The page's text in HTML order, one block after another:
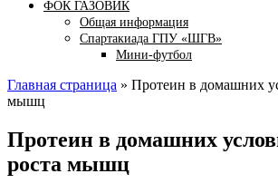
ФОК ГАЗОВИК
Общая информация
Спартакиада ГПУ «ШГВ»
Мини-футбол
Главная страница » Протеин в домашних
мышц
Протеин в домашних
роста мышц